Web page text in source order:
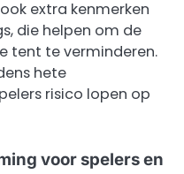
extra kenmerken
die helpen om de
tent te verminderen.
hete
risico lopen op
voor spelers en